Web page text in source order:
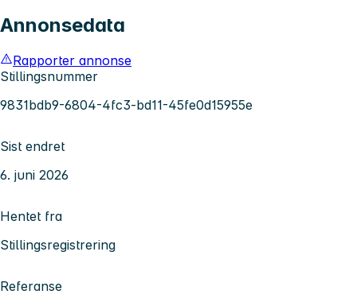
Annonsedata
Rapporter annonse
Stillingsnummer
9831bdb9-6804-4fc3-bd11-45fe0d15955e
Sist endret
6. juni 2026
Hentet fra
Stillingsregistrering
Referanse